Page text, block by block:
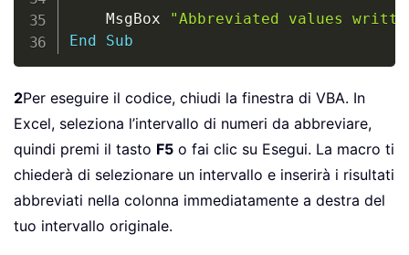
    MsgBox
"Abbreviated values
End
Sub
2Per eseguire il codice, chiudi la finestra di VBA. In
Excel, seleziona l’intervallo di numeri da abbreviare,
quindi premi il tasto F5 o fai clic su Esegui. La macro ti
chiederà di selezionare un intervallo e inserirà i risultati
abbreviati nella colonna immediatamente a destra del
tuo intervallo originale.